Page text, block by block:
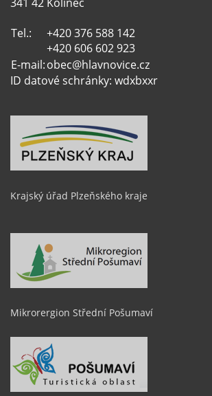
Tel.:
+420 376 588 142
+420 606 602 923
E-mail:obec@hlavnovice.cz
ID datové schránky: wdxbxxr
Krajský úřad Plzeňského kraje
Mikrorergion Střední Pošumaví